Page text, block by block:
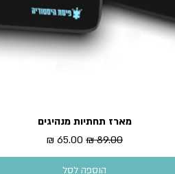
תצוגה מהירה
מארז תחתיות מנהיגים
מחיר רגיל מחיר מבצע
הוספה לסל